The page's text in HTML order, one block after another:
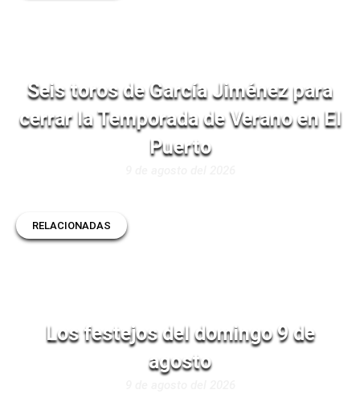
Seis toros de García Jiménez para
cerrar la Temporada de Verano en El
Puerto
RELACIONADAS
Los festejos del domingo 9 de
agosto